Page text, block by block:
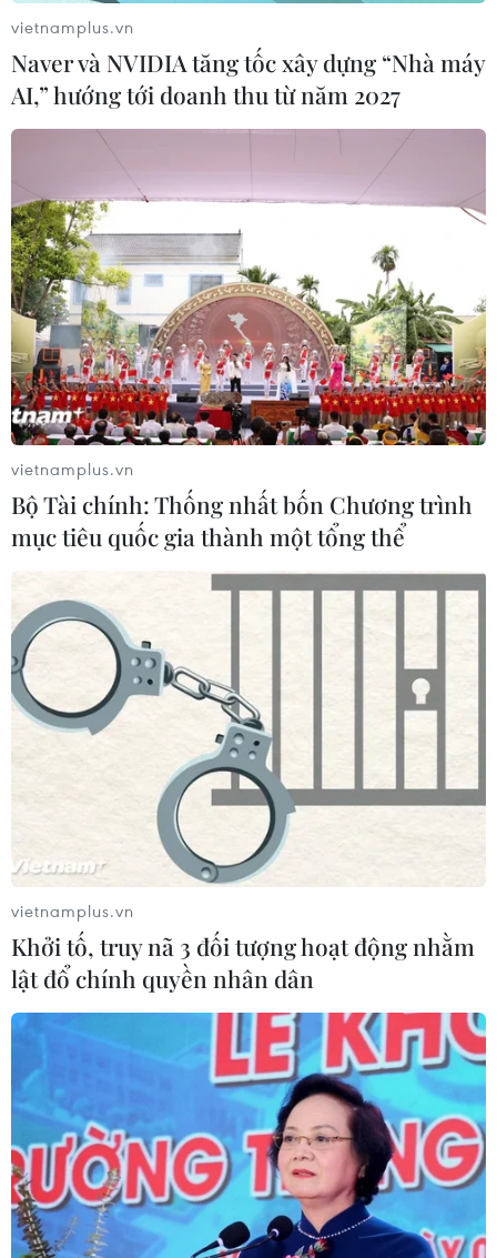
vietnamplus.vn
Naver và NVIDIA tăng tốc xây dựng “Nhà máy
AI,” hướng tới doanh thu từ năm 2027
vietnamplus.vn
Bộ Tài chính: Thống nhất bốn Chương trình
mục tiêu quốc gia thành một tổng thể
vietnamplus.vn
Khởi tố, truy nã 3 đối tượng hoạt động nhằm
lật đổ chính quyền nhân dân